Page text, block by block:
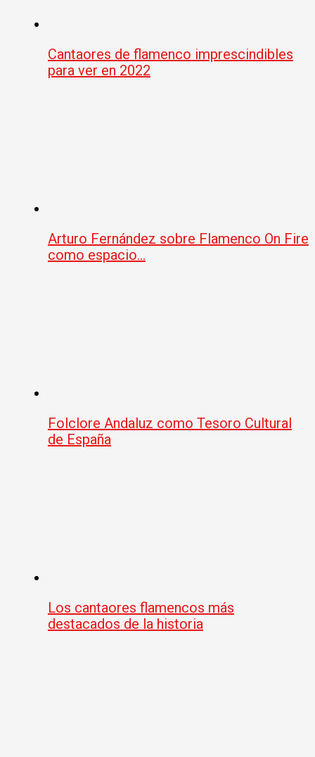
Cantaores de flamenco imprescindibles
para ver en 2022
Arturo Fernández sobre Flamenco On Fire
como espacio…
Folclore Andaluz como Tesoro Cultural
de España
Los cantaores flamencos más
destacados de la historia